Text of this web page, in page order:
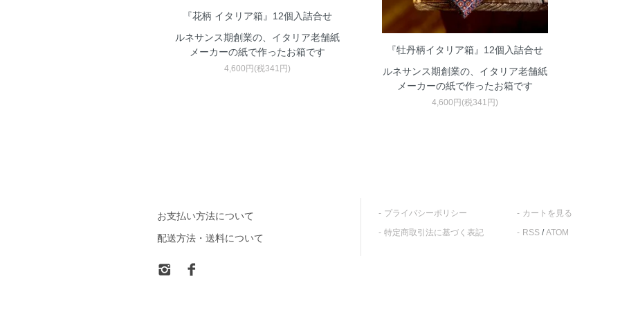
『花柄 イタリア箱』12個入詰合せ
ルネサンス期創業の、イタリア老舗紙
メーカーの紙で作ったお箱です
4,600円(税341円)
『牡丹柄イタリア箱』12個入詰合せ
ルネサンス期創業の、イタリア老舗紙
メーカーの紙で作ったお箱です
4,600円(税341円)
お支払い方法について
配送方法・送料について
プライバシーポリシー
特定商取引法に基づく表記
カートを見る
RSS/ATOM